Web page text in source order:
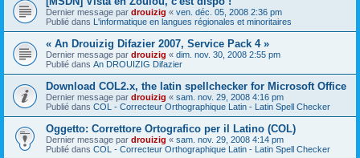
Dernier message par drouizig « ven. déc. 05, 2008 2:36 pm
Publié dans L'informatique en langues régionales et minoritaires
« An Drouizig Difazier 2007, Service Pack 4 »
Dernier message par drouizig « dim. nov. 30, 2008 2:55 pm
Publié dans An DROUIZIG Difazier
Download COL2.x, the latin spellchecker for Microsoft Office
Dernier message par drouizig « sam. nov. 29, 2008 4:16 pm
Publié dans COL - Correcteur Orthographique Latin - Latin Spell Checker
Oggetto: Correttore Ortografico per il Latino (COL)
Dernier message par drouizig « sam. nov. 29, 2008 4:14 pm
Publié dans COL - Correcteur Orthographique Latin - Latin Spell Checker